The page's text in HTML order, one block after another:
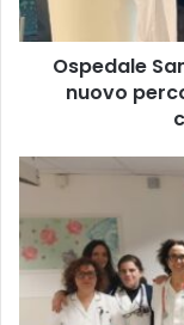
e
S
o
p
o
d
Ospedale
nuovo
P
i
s